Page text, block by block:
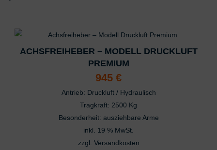
ACHSFREIHEBER – MODELL DRUCKLUFT
PREMIUM
945 €
Antrieb: Druckluft / Hydraulisch
Tragkraft: 2500 Kg
Besonderheit: ausziehbare Arme
inkl. 19 % MwSt.
zzgl. Versandkosten